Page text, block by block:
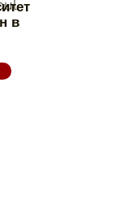
в